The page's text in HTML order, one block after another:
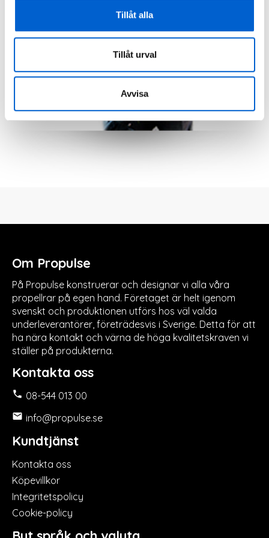
Tillåt alla
Tillåt urval
Avvisa
Om Propulse
På Propulse konstruerar och designar vi alla våra
propellrar på egen hand. Företaget är helt igenom
svenskt och produktionen utförs hos väl valda
underleverantörer, företrädesvis i Sverige. Detta för att
ha nära kontakt och värna de höga kvalitetskraven vi
ställer på produkterna.
Kontakta oss
 08-544 013 00
 info@propulse.se
Kundtjänst
Kontakta oss
Köpevillkor
Integritetspolicy
Cookie-policy